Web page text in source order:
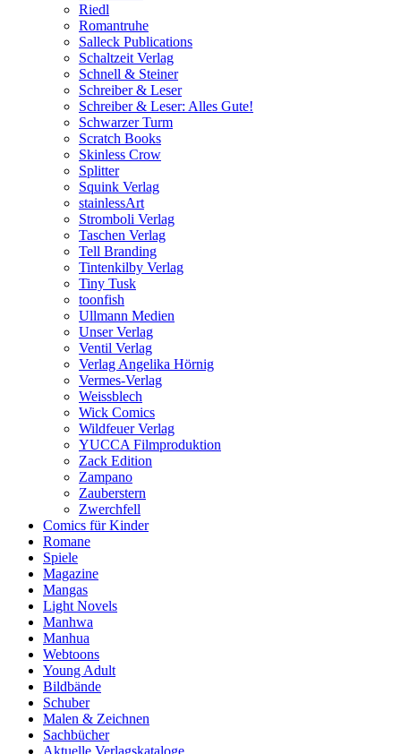
Riedl
Romantruhe
Salleck Publications
Schaltzeit Verlag
Schnell & Steiner
Schreiber & Leser
Schreiber & Leser: Alles Gute!
Schwarzer Turm
Scratch Books
Skinless Crow
Splitter
Squink Verlag
stainlessArt
Stromboli Verlag
Taschen Verlag
Tell Branding
Tintenkilby Verlag
Tiny Tusk
toonfish
Ullmann Medien
Unser Verlag
Ventil Verlag
Verlag Angelika Hörnig
Vermes-Verlag
Weissblech
Wick Comics
Wildfeuer Verlag
YUCCA Filmproduktion
Zack Edition
Zampano
Zauberstern
Zwerchfell
Comics für Kinder
Romane
Spiele
Magazine
Mangas
Light Novels
Manhwa
Manhua
Webtoons
Young Adult
Bildbände
Schuber
Malen & Zeichnen
Sachbücher
Aktuelle Verlagskataloge